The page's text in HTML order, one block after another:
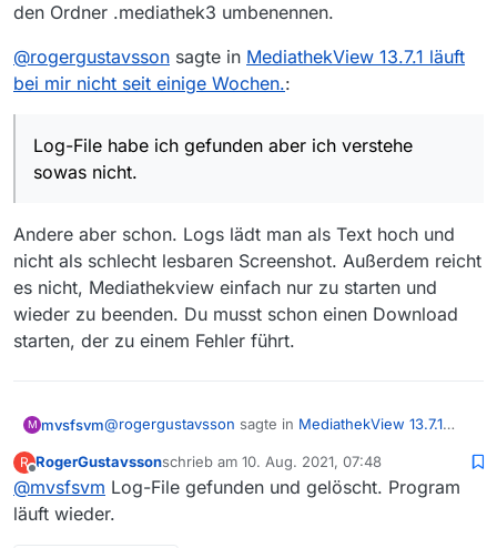
den Ordner .mediathek3 umbenennen.
@rogergustavsson sagte in MediathekView 13.7.1 läuft
bei mir nicht seit einige Wochen.:
Log-File habe ich gefunden aber ich verstehe
sowas nicht.
Andere aber schon. Logs lädt man als Text hoch und
nicht als schlecht lesbaren Screenshot. Außerdem reicht
es nicht, Mediathekview einfach nur zu starten und
wieder zu beenden. Du musst schon einen Download
starten, der zu einem Fehler führt.
M mvsfsvm@rogergustavsson sagte in MediathekView 13.7.1
Warum sollte es keine MP4-Datei sein?
R
Offline
RogerGustavssonschrieb am 10. Aug. 2021, 07:48
zuletzt editiert von
@mvsfsvm Log-File gefunden und gelöscht. Program
läuft wieder.